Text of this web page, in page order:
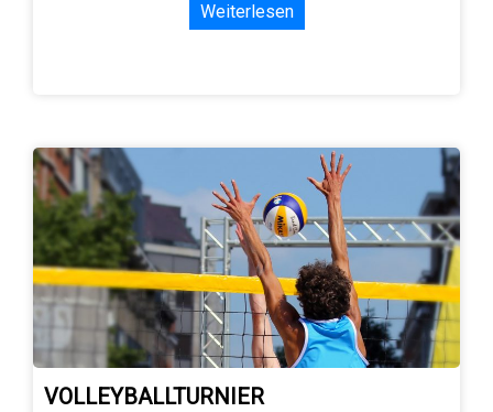
Weiterlesen
VOLLEYBALLTURNIER